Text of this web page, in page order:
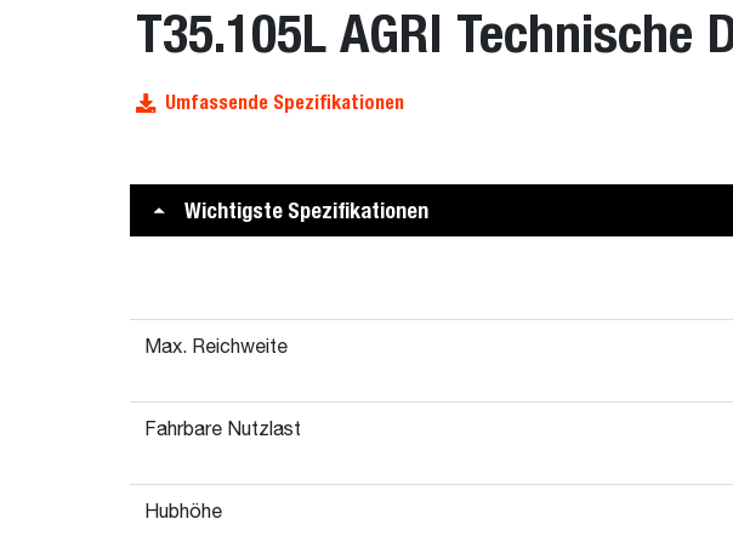
T35.105L AGRI Technische
Umfassende Spezifikationen
Wichtigste Spezifikationen
Max. Reichweite
Fahrbare Nutzlast
Hubhöhe